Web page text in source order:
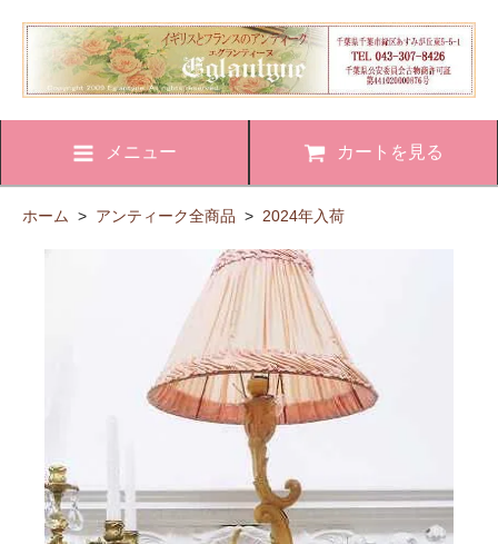
メニュー カートを見る
ホーム > アンティーク全商品 > 2024年入荷